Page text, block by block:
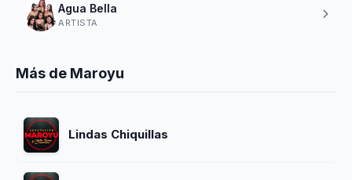
Agua Bella
ARTISTA
Más de Maroyu
Lindas Chiquillas